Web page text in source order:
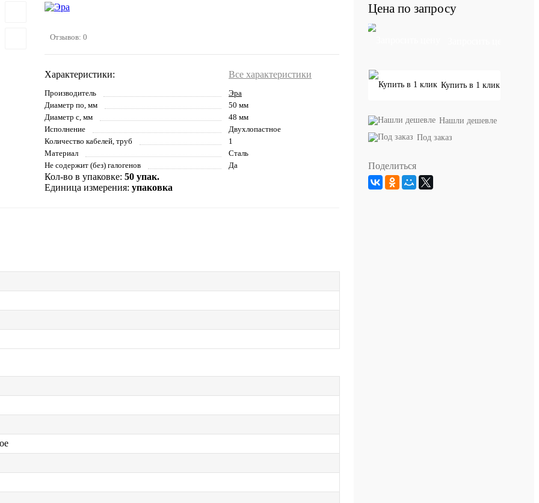
Отзывов: 0
Характеристики: Все характеристики
Производитель
Эра
Диаметр по, мм
50 мм
Диаметр с, мм
48 мм
Исполнение
Двухлопастное
Количество кабелей, труб
1
Материал
Сталь
Не содержит (без) галогенов
Да
Кол-во в упаковке: 50 упак.
Единица измерения: упаковка
Цена по запросу
Купить в 1 клик
Нашли дешевле
Под заказ
Поделиться